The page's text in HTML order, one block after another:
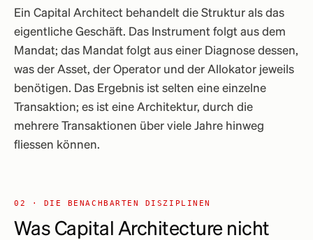
Ein Capital Architect behandelt die Struktur als das
eigentliche Geschäft. Das Instrument folgt aus dem
Mandat; das Mandat folgt aus einer Diagnose dessen,
was der Asset, der Operator und der Allokator jeweils
benötigen. Das Ergebnis ist selten eine einzelne
Transaktion; es ist eine Architektur, durch die
mehrere Transaktionen über viele Jahre hinweg
fliessen können.
02 · DIE BENACHBARTEN DISZIPLINEN
Was Capital Architecture nicht